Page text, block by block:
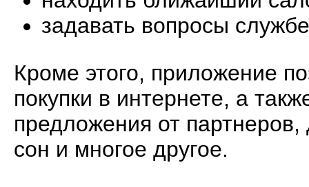
задавать вопросы
Кроме этого, приложение
покупки в интернете, а
предложения от
сон и многое другое.